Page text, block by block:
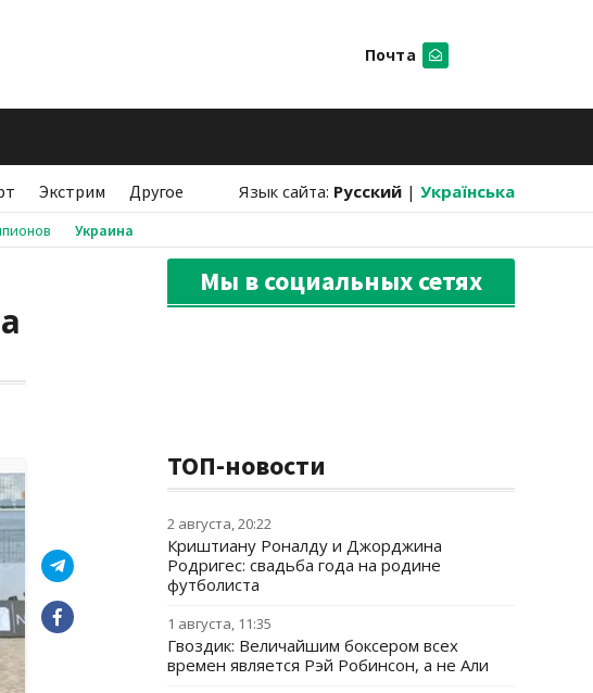
Почта
Экстрим Другое Язык сайта: Русский | Українська
Украина
Мы в социальных сетях
ТОП-новости
2 августа, 20:22
Криштиану Роналду и Джорджина
Родригес: свадьба года на родине
футболиста
1 августа, 11:35
Гвоздик: Величайшим боксером всех
времен является Рэй Робинсон, а не Али